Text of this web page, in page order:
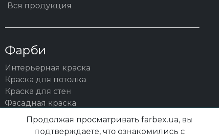
Вся продукция
Фарби
Интерьерная краска
Краска для потолка
Краска для стен
Фасадная краска
Пигменты
Шпаклевка для минеральных поверхностей
Продолжая просматривать farbex.ua, вы
подтверждаете, что ознакомились с